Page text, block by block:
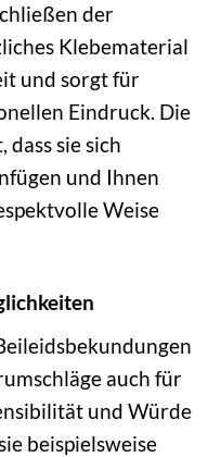
der
Klebematerial
und sorgt für
Eindruck. Die
dass sie sich
und Ihnen
Weise
auch für
und Würde
beispielsweise